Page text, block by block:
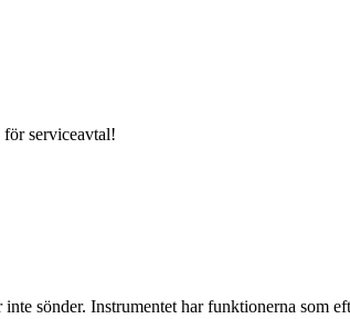
serviceavtal!
sönder. Instrumentet har funktionerna som